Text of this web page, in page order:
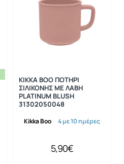
Kikka Boo 4 με 10 ημέρες
KIKKA BOO ΠΟΤΗΡΙ
ΣΙΛΙΚΟΝΗΣ ΜΕ ΛΑΒΗ
PLATINUM BLUSH
31302050048
5,90€